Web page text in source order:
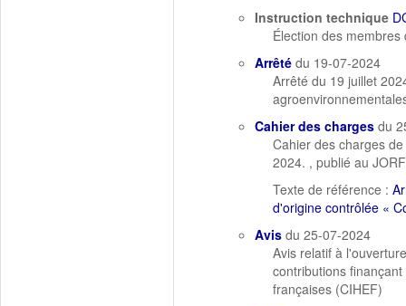
Instruction technique
Élection des
Arrêté du 19-07-2024
Arrêté du 19 juillet
Cahier des charges du
Cahier des charges
2024. , publié au
Texte de référence :
d'origine contrôlée «
Avis du 25-07-2024
Avis relatif à
contributions
françaises (CIHEF)